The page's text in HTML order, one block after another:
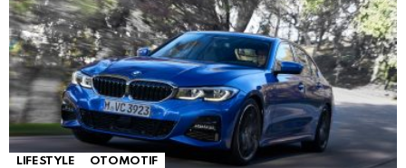
LIFESTYLE OTOMOTIF